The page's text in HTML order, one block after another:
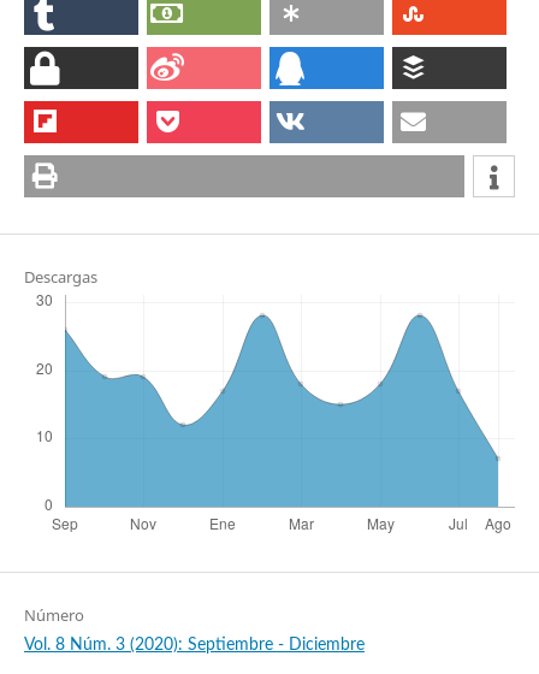
Descargas
Número
Vol. 8 Núm. 3 (2020): Septiembre - Diciembre